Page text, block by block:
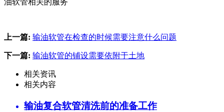
油软管相关的服务
上一篇: 输油软管在检查的时候需要注意什么问题
下一篇: 输油软管的铺设需要依附于土地
相关资讯
相关内容
输油复合软管清洗前的准备工作